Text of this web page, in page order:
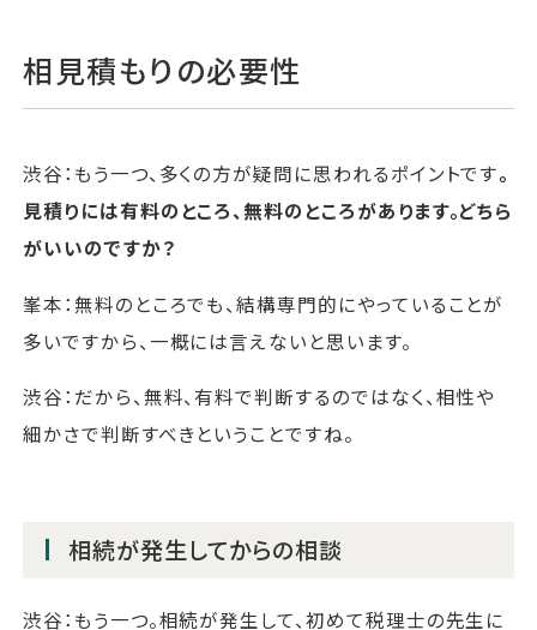
相見積もりの必要性
渋谷：もう一つ、多くの方が疑問に思われるポイントです。
見積りには有料のところ、無料のところがあります。どちら
がいいのですか？
峯本：無料のところでも、結構専門的にやっていることが
多いですから、一概には言えないと思います。
渋谷：だから、無料、有料で判断するのではなく、相性や
細かさで判断すべきということですね。
相続が発生してからの相談
渋谷：もう一つ。相続が発生して、初めて税理士の先生に